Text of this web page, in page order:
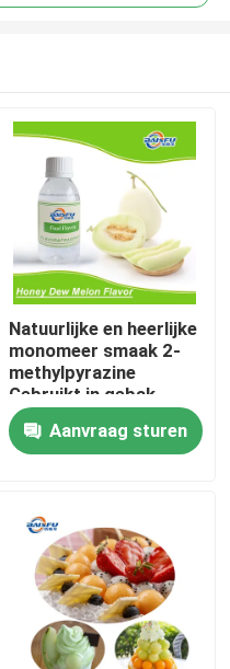
Natuurlijke en heerlijke
monomeer smaak 2-
methylpyrazine
Gebruikt in gebak,
koele dranken, tabak
Aanvraag sturen